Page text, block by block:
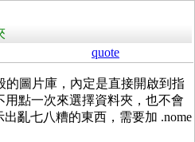
quote
的圖片庫，內定是直接開啟到指
點一次來選擇資料夾，也不會
亂七八糟的東西，需要加 .nome